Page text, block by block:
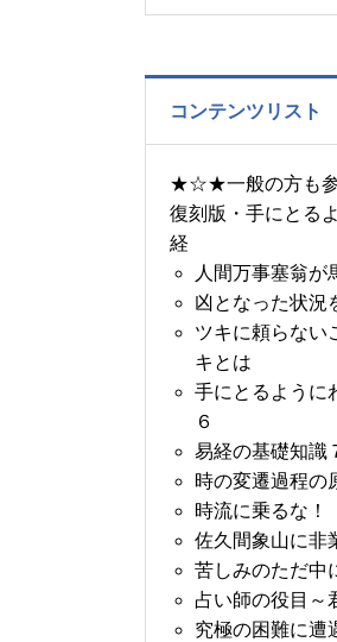
の
コンテンツリスト
★☆★一般の方も参
復刻版・手にとる
経
人間万事塞翁が
凶となった状況
ツキに頼らない
キとは
手にとるように
６
易経の基礎知識
時の変遷過程の
時流に乗るな
佐久間象山に非
苦しみのただ中
占い師の役目～
究極の困難に遭